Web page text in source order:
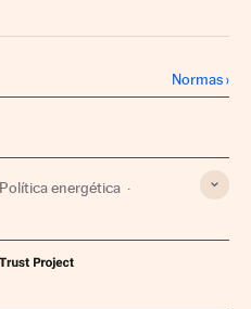
Twitter
Normas›
Política energética
Legislación